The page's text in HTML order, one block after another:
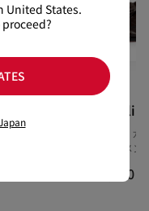
- カーフレ
ローファー - カ
ブラウン - メン
¥ 236,500
United States.